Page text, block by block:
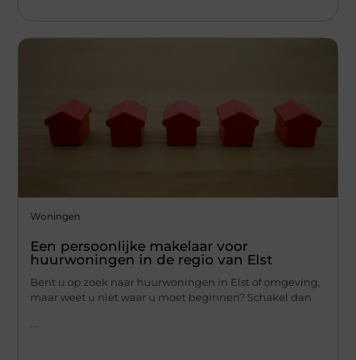
Woningen
Een persoonlijke makelaar voor
huurwoningen in de regio van Elst
Bent u op zoek naar huurwoningen in Elst of omgeving,
maar weet u niet waar u moet beginnen? Schakel dan